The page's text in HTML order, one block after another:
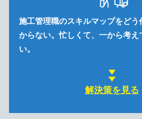
施工管理職のスキルマップをどう
からない。忙しくて、一から考え
い。
解決策を見る